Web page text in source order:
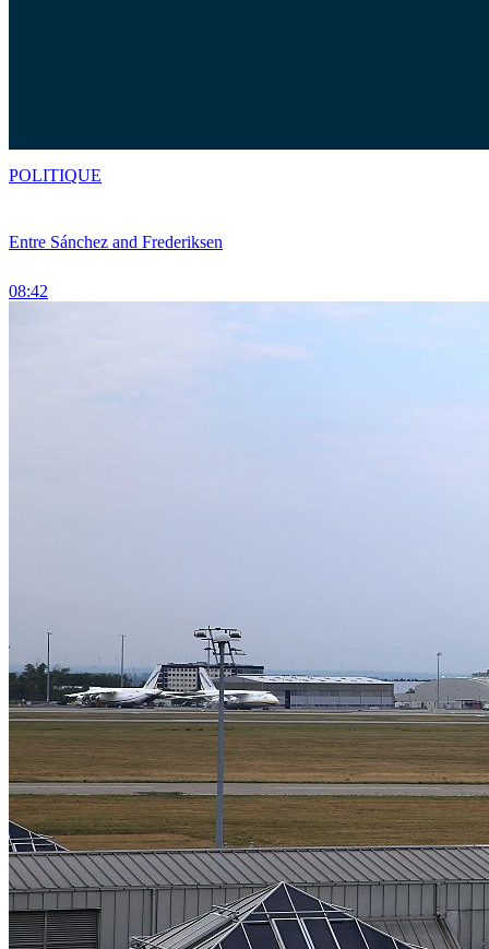
Entre Sánchez and Frederiksen
08:42
POLITIQUE